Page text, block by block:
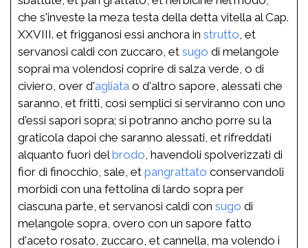
che s'investe la meza testa della detta vitella al Cap.
XXVIII. et frigganosi essi anchora in strutto , et
servanosi caldi con zuccaro, et sugo di melangole
soprai ma volendosi coprire di salza verde, o di
civiero, over d'agliata o d'altro sapore, alessati che
saranno, et fritti, così semplici si serviranno con uno
d'essi sapori sopra; si potranno ancho porre su la
graticola dapoi che saranno alessati, et rifreddati
alquanto fuori delbrodo , havendoli spolverizzati di
fior di finocchio, sale, et pangrattato conservandoli
morbidi con una fettolina di lardo sopra per
ciascuna parte, et servanosi caldi con sugo di
melangole sopra, overo con un sapore fatto
d'aceto rosato, zuccaro, et cannella, ma volendo i